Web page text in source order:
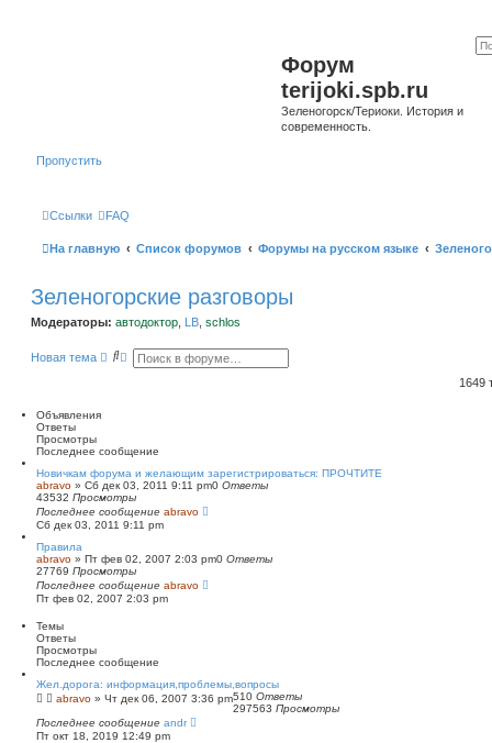
Форум
terijoki.spb.ru
Зеленогорск/Териоки. История и
современность.
Пропустить
Ссылки FAQ
На главную Список форумов Форумы на русском языке
Зеленогорские разговоры
Модераторы: автодоктор LB schlos
Новая тема
П Р
н
ы
й
п
о
и
1649
Объявления
Ответы
Просмотры
Последнее сообщение
Новичкам форума и желающим зарегистрироваться: ПРОЧТИТЕ
abravo » Сб дек 03, 2011 9:11 pm0 Ответы
43532 Просмотры
Последнее сообщение abravo
Сб дек 03, 2011 9:11 pm
Правила
abravo » Пт фев 02, 2007 2:03 pm0 Ответы
27769 Просмотры
Последнее сообщение abravo
Пт фев 02, 2007 2:03 pm
Темы
Ответы
Просмотры
Последнее сообщение
Жел.дорога: информация,проблемы,вопросы
abravo » Чт дек 06, 2007 3:36 pm510 Ответы
297563 Просмотры
Последнее сообщение andr
Пт окт 18, 2019 12:49 pm